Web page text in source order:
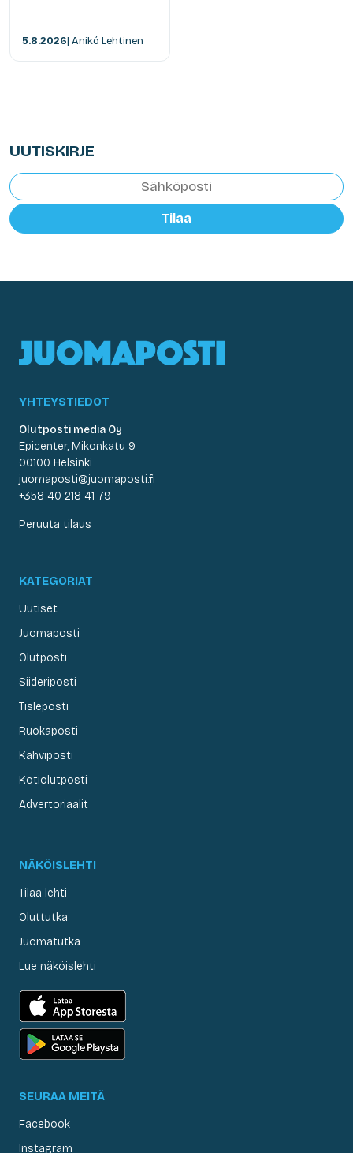
5.8.2026| Anikó Lehtinen
UUTISKIRJE
Tilaa
YHTEYSTIEDOT
Olutposti media Oy
Epicenter, Mikonkatu 9
00100 Helsinki
juomaposti@juomaposti.fi
+358 40 218 41 79
Peruuta tilaus
KATEGORIAT
Uutiset
Juomaposti
Olutposti
Siideriposti
Tisleposti
Ruokaposti
Kahviposti
Kotiolutposti
Advertoriaalit
NÄKÖISLEHTI
Tilaa lehti
Oluttutka
Juomatutka
Lue näköislehti
SEURAA MEITÄ
Facebook
Instagram